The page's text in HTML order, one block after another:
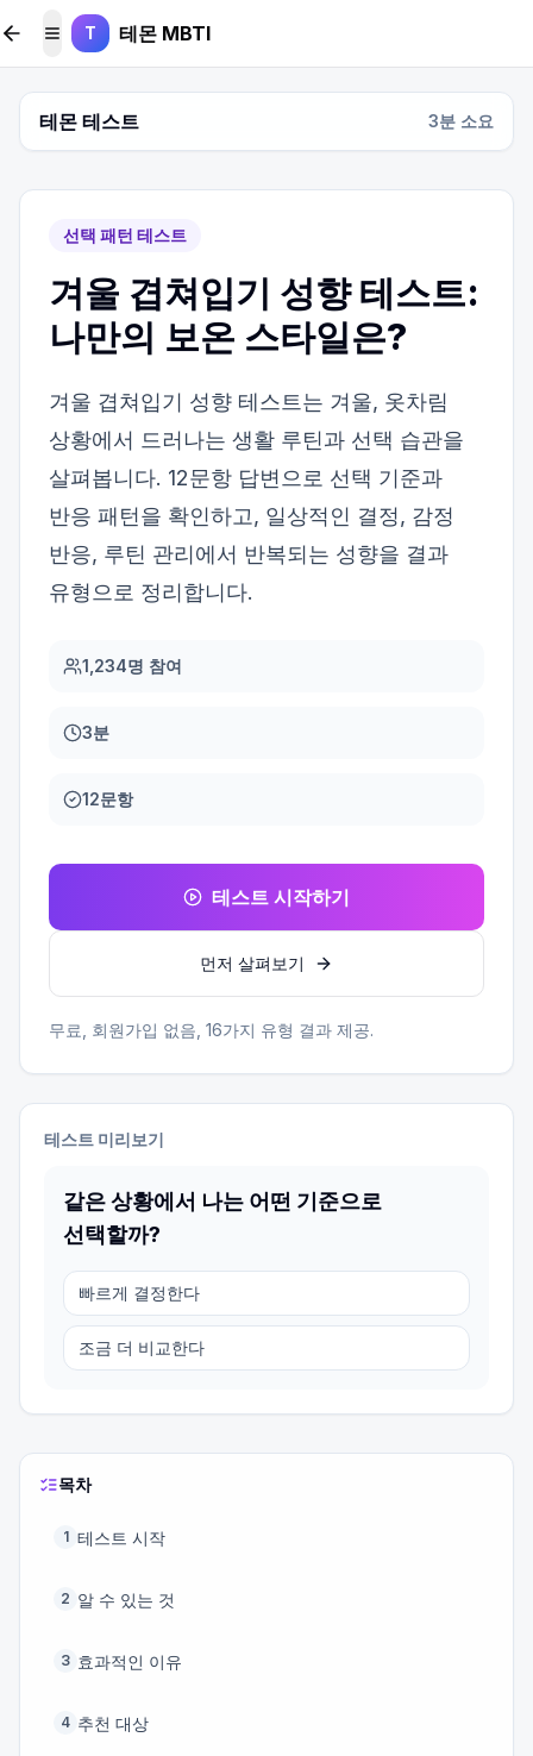
본문 바로가기
메뉴 토글
T 테몬 MBTI
테몬 테스트 3분 소요
선택 패턴 테스트
겨울 겹쳐입기 성향 테스트:
나만의 보온 스타일은?
겨울 겹쳐입기 성향 테스트는 겨울, 옷차림
상황에서 드러나는 생활 루틴과 선택 습관을
살펴봅니다. 12문항 답변으로 선택 기준과
반응 패턴을 확인하고, 일상적인 결정, 감정
반응, 루틴 관리에서 반복되는 성향을 결과
유형으로 정리합니다.
1,234명 참여
3분
12문항
테스트 시작하기
먼저 살펴보기
무료, 회원가입 없음, 16가지 유형 결과 제공.
테스트 미리보기
같은 상황에서 나는 어떤 기준으로
선택할까?
빠르게 결정한다
조금 더 비교한다
목차
1 테스트 시작
2 알 수 있는 것
3 효과적인 이유
4 추천 대상